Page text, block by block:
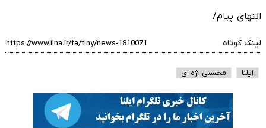
انتهای پیام/
لینک کوتاه
ایلنا محسنی اژه ای